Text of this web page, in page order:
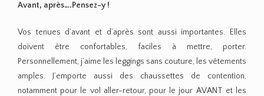
Avant, après….Pensez-y !
Vos tenues d’avant et d’après sont aussi importantes. Elles
doivent être confortables, faciles à mettre, porter.
Personnellement, j’aime les leggings sans couture, les vêtements
amples. J’emporte aussi des chaussettes de contention,
notamment pour le vol aller-retour, pour le jour AVANT et les